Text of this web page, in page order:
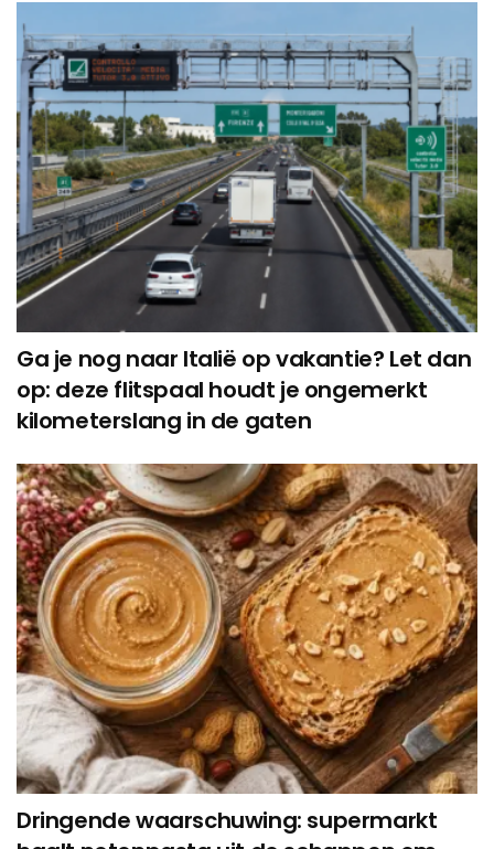
Ga je nog naar Italië op vakantie? Let dan
op: deze flitspaal houdt je ongemerkt
kilometerslang in de gaten
Dringende waarschuwing: supermarkt